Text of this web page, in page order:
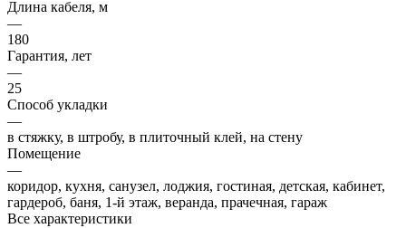
Длина кабеля, м
—
180
Гарантия, лет
—
25
Способ укладки
—
в стяжку, в штробу, в плиточный клей, на стену
Помещение
—
коридор, кухня, санузел, лоджия, гостиная, детская, кабинет,
гардероб, баня, 1-й этаж, веранда, прачечная, гараж
Все характеристики